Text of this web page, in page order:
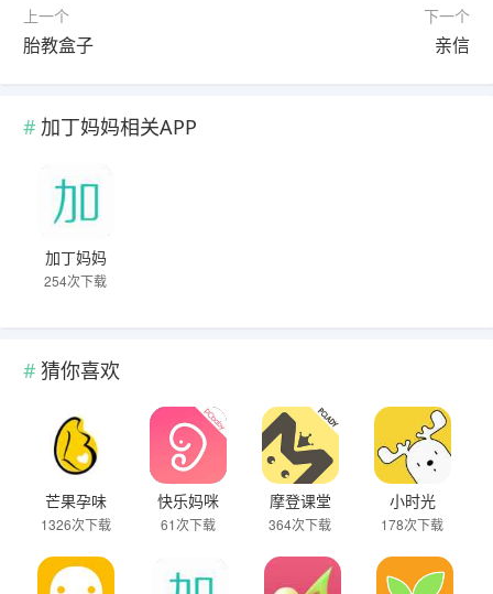
上一个
胎教盒子
下一个
亲信
加丁妈妈相关APP
加丁妈妈
254次下载
猜你喜欢
芒果孕味
1326次下载
快乐妈咪
61次下载
摩登课堂
364次下载
小时光
178次下载